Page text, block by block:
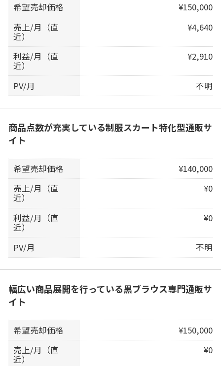
希望売却価格
¥150,000
売上/月（直
近）
¥4,640
利益/月（直
近）
¥2,910
PV/月 不明
商品点数が充実している制服スカート特化型通販サ
イト
希望売却価格
¥140,000
売上/月（直
近）
¥0
利益/月（直
近）
¥0
PV/月 不明
幅広い商品展開を行っている黒ブラウス専門通販サ
イト
希望売却価格
¥150,000
売上/月（直
近）
¥0